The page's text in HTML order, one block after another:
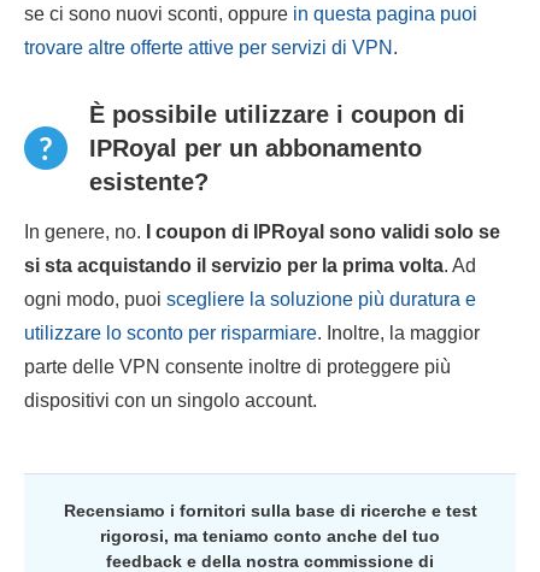
se ci sono nuovi sconti, oppure in questa pagina puoi
trovare altre offerte attive per servizi di VPN .
È possibile utilizzare i coupon di
IPRoyal per un abbonamento
esistente?
In genere, no.
I coupon di IPRoyal sono validi solo se
si sta acquistando il servizio per la prima volta. Ad
ogni modo, puoi scegliere la soluzione più duratura e
utilizzare lo sconto per risparmiare. Inoltre, la maggior
parte delle VPN consente inoltre di proteggere più
dispositivi con un singolo account.
Recensiamo i fornitori sulla base di ricerche e test
rigorosi, ma teniamo conto anche del tuo
feedback e della nostra commissione di